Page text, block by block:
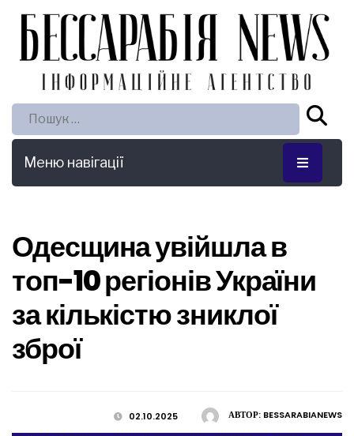
Пошук:
Меню навігації
Одесщина увійшла в
топ-10 регіонів України
за кількістю зниклої
зброї
АВТОР: BESSARABIANEWS
02.10.2025